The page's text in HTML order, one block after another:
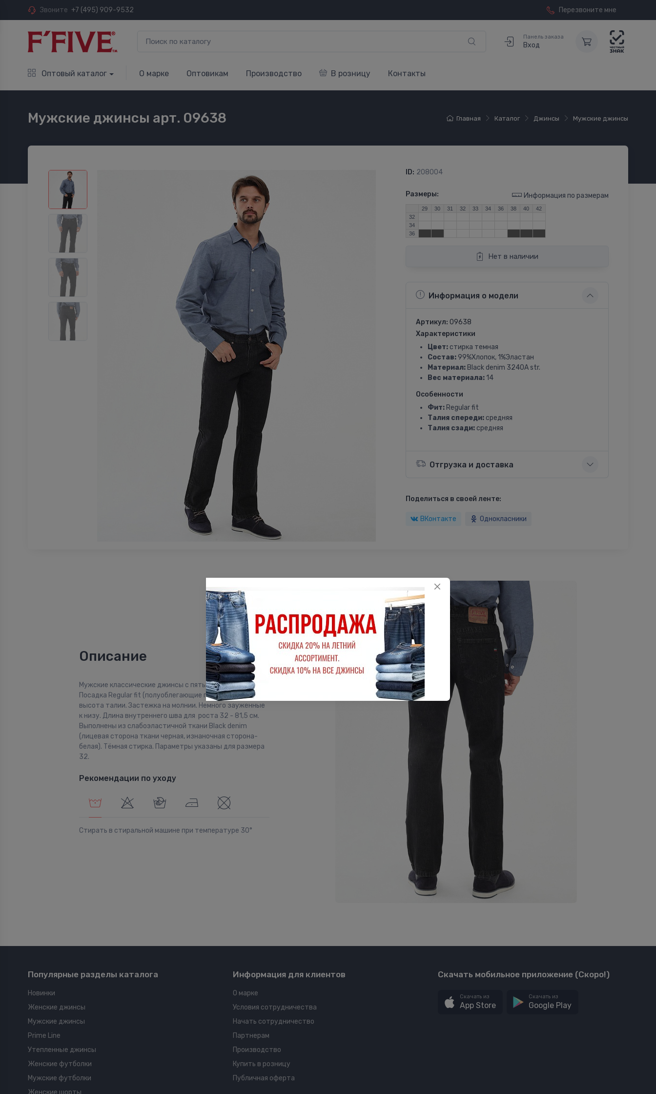
Звоните +7 (495) 909-9532 Перезвоните мне
Панель заказа
Вход
Оптовый каталог О марке Оптовикам Производство В розницу Контакты
Главная Каталог Джинсы Мужские джинсы
Мужские джинсы арт. 09638
ID: 208004
Размеры: Информация по размерам
29 30 31 32 33 34 36 38 40
42
32
34
36
Нет в наличии
Информация о модели
Артикул: 09638
Характеристики
Цвет:стирка темная
Состав:99%Хлопок, 1%Эластан
Материал:Black denim 3240A str.
Вес материала:14
Особенности
Фит:Regular fit
Талия спереди:средняя
Талия сзади:средняя
Отгрузка и доставка
Поделиться в своей ленте:
ВКонтакте Однокласники
Описание
Мужские классические джинсы с пятью карманами.
Посадка Regular fit (полуоблегающие по бедру), средняя
высота талии. Застежка на молнии. Немного зауженные
к низу. Длина внутреннего шва для роста 32 - 81,5 см.
Выполнены из слабоэластичной ткани Black denim
(лицевая сторона ткани черная, изнаночная сторона-
белая). Тёмная стирка. Параметры указаны для размера
32.
Рекомендации по уходу
Стирать в стиральной машине при температуре 30°
Популярные разделы каталога
Новинки
Женские джинсы
Мужские джинсы
Prime Line
Утепленные джинсы
Женские футболки
Мужские футболки
Информация для клиентов
О марке
Условия сотрудничества
Начать сотрудничество
Партнерам
Производство
Купить в розницу
Публичная оферта
Скачать мобильное приложение (Скоро!)
Скачать из
App Store
Скачать из
Google Play